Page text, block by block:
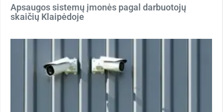
Apsaugos sistemų įmonės pagal darbuotojų
skaičių Klaipėdoje